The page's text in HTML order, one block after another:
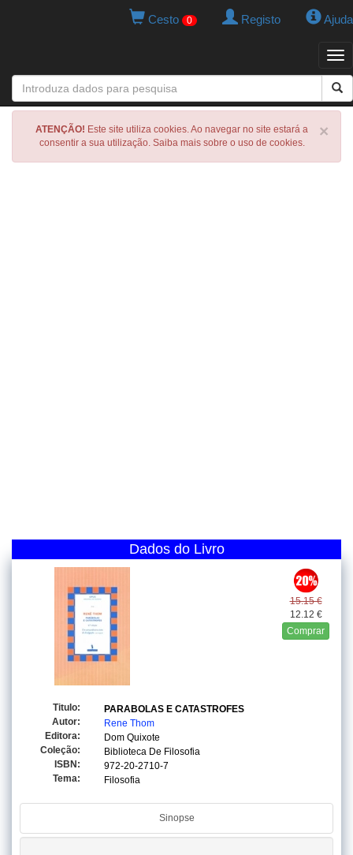
Cesto 0 Registo Ajuda
×
ATENÇÃO! Este site utiliza cookies. Ao navegar no site estará a
consentir a sua utilização. Saiba mais sobre o uso de cookies.
Dados do Livro
15.15 €
12.12 €
Comprar
Titulo:
PARABOLAS E CATASTROFES
Autor:
Rene Thom
Editora:
Dom Quixote
Coleção:
Biblioteca De Filosofia
ISBN:
972-20-2710-7
Tema:
Filosofia
Sinopse